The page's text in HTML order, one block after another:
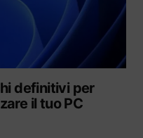
definitivi per
il tuo PC